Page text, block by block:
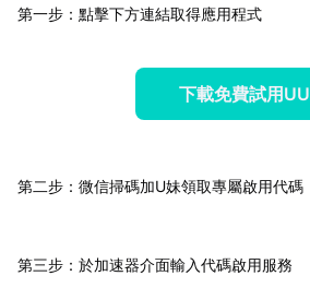
第一步：點擊下方連結取得應用程式
下載免費試用UU
第二步：微信掃碼加U妹領取專屬啟用代碼
第三步：於加速器介面輸入代碼啟用服務